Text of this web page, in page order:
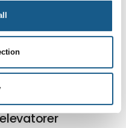
24. juni 2026
Lysgitter skaber
sikrere og mere
effektive
elevatorer